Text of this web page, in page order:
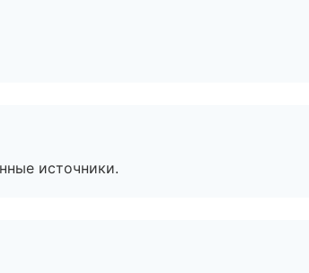
источники.